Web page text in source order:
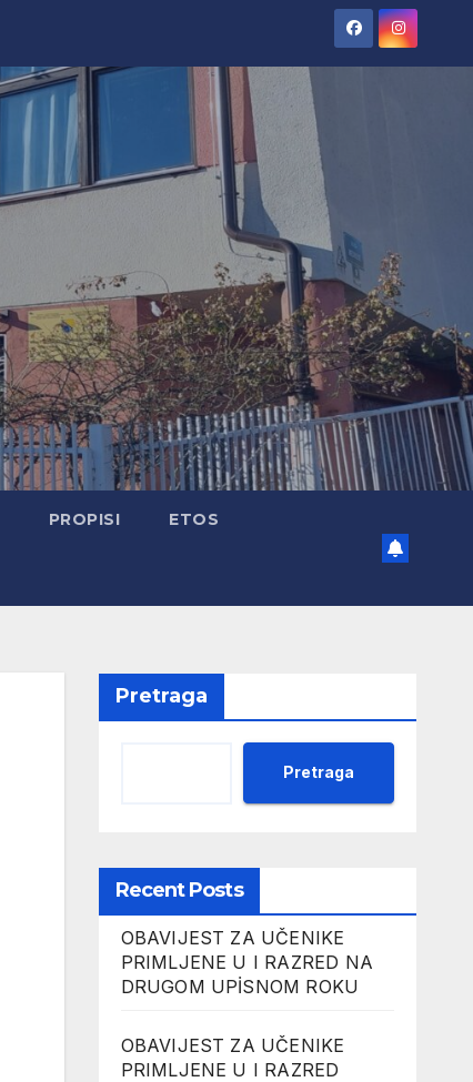
PROPISI ETOS
Pretraga
Pretraga
Recent Posts
OBAVIJEST ZA UČENIKE
PRIMLJENE U I RAZRED NA
DRUGOM UPİSNOM ROKU
OBAVIJEST ZA UČENIKE
PRIMLJENE U I RAZRED